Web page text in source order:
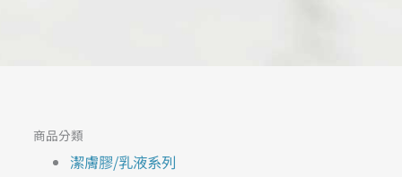
商品分類
潔膚膠/乳液系列